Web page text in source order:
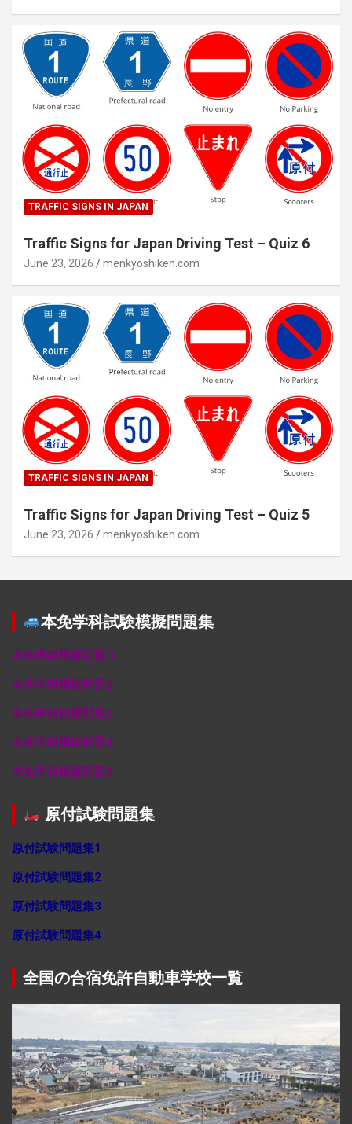
TRAFFIC SIGNS IN JAPAN
Traffic Signs for Japan Driving Test – Quiz 6
June 23, 2026 menkyoshiken.com
TRAFFIC SIGNS IN JAPAN
Traffic Signs for Japan Driving Test – Quiz 5
June 23, 2026 menkyoshiken.com
本免学科試験模擬問題集
本免学科模擬問題１
本免学科模擬問題2
本免学科模擬問題3
本免学科模擬問題4
本免学科模擬問題5
原付試験問題集
原付試験問題集1
原付試験問題集2
原付試験問題集3
原付試験問題集4
全国の合宿免許自動車学校一覧